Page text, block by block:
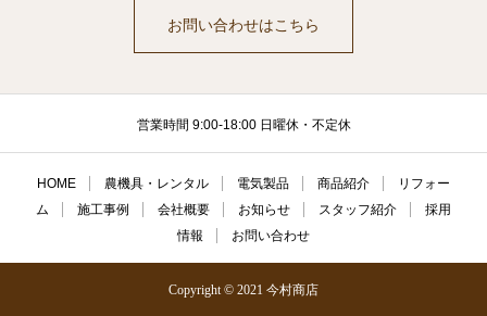
お問い合わせはこちら
営業時間 9:00-18:00 日曜休・不定休
HOME 農機具・レンタル 電気製品 商品紹介
リフォー
ム
施工事例 会社概要 お知らせ スタッフ紹介
採用
情報
お問い合わせ
Copyright © 2021 今村商店